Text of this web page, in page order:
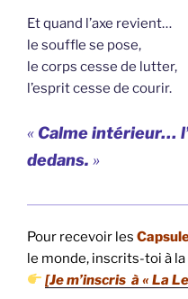
Et quand l’axe revient…
le souffle se pose,
le corps cesse de lutter,
l’esprit cesse de courir.
« Calme intérieur…
dedans. »
Pour recevoir les
le monde, inscrits-toi à
[Je m’inscris à « La